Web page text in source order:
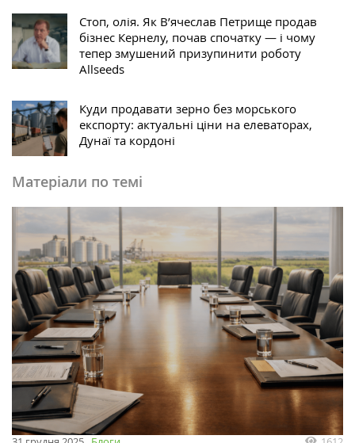
Стоп, олія. Як В’ячеслав Петрище продав
бізнес Кернелу, почав спочатку — і чому
тепер змушений призупинити роботу
Allseeds
Куди продавати зерно без морського
експорту: актуальні ціни на елеваторах,
Дунаї та кордоні
Матеріали по темі